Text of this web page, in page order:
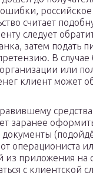
российское
считает
следует
затем подать
В случае
или
клиент может
заранее
операциониста
из приложения на
с клиентской